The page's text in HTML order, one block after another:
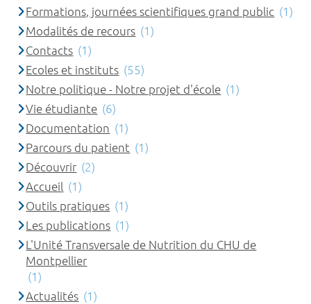
Formations, journées scientifiques grand public (1)
Modalités de recours (1)
Contacts (1)
Ecoles et instituts (55)
Notre politique - Notre projet d'école (1)
Vie étudiante (6)
Documentation (1)
Parcours du patient (1)
Découvrir (2)
Accueil (1)
Outils pratiques (1)
Les publications (1)
L'Unité Transversale de Nutrition du CHU de
Montpellier
(1)
Actualités (1)